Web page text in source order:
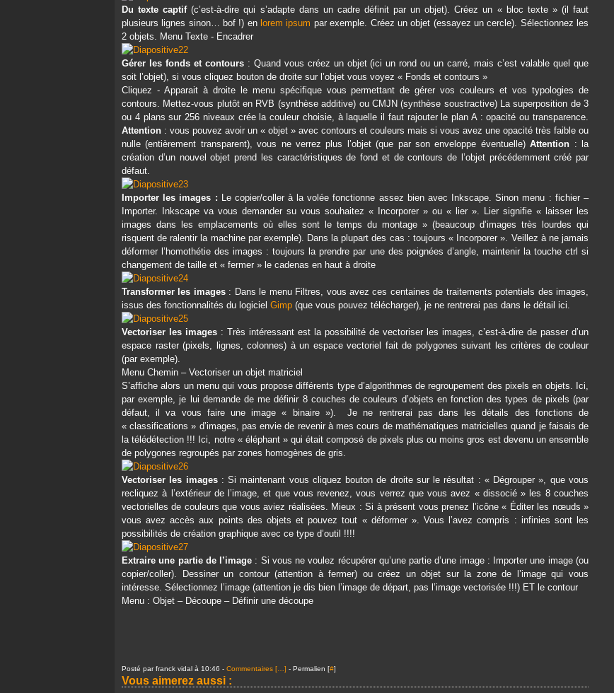
Du texte captif(c’est-à-dire qui s’adapte dans un cadre définit par un objet). Créez un « bloc texte » (il faut
plusieurs lignes sinon… bof !) en lorem ipsum par exemple. Créez un objet (essayez un cercle). Sélectionnez les
2 objets. Menu Texte - Encadrer
Gérer les fonds et contours: Quand vous créez un objet (ici un rond ou un carré, mais c’est valable quel que
soit l’objet), si vous cliquez bouton de droite sur l’objet vous voyez « Fonds et contours »
Cliquez - Apparait à droite le menu spécifique vous permettant de gérer vos couleurs et vos typologies de
contours. Mettez-vous plutôt en RVB (synthèse additive) ou CMJN (synthèse soustractive) La superposition de 3
ou 4 plans sur 256 niveaux crée la couleur choisie, à laquelle il faut rajouter le plan A : opacité ou transparence.
Attention : vous pouvez avoir un « objet » avec contours et couleurs mais si vous avez une opacité très faible ou
nulle (entièrement transparent), vous ne verrez plus l’objet (que par son enveloppe éventuelle)Attention : la
création d’un nouvel objet prend les caractéristiques de fond et de contours de l’objet précédemment créé par
défaut.
Importer les images : Le copier/coller à la volée fonctionne assez bien avec Inkscape. Sinon menu : fichier –
Importer. Inkscape va vous demander su vous souhaitez « Incorporer » ou « lier ». Lier signifie « laisser les
images dans les emplacements où elles sont le temps du montage » (beaucoup d’images très lourdes qui
risquent de ralentir la machine par exemple). Dans la plupart des cas : toujours « Incorporer ». Veillez à ne jamais
déformer l’homothétie des images : toujours la prendre par une des poignées d’angle, maintenir la touche ctrl si
changement de taille et « fermer » le cadenas en haut à droite
Transformer les images: Dans le menu Filtres, vous avez ces centaines de traitements potentiels des images,
issus des fonctionnalités du logiciel Gimp (que vous pouvez télécharger), je ne rentrerai pas dans le détail ici.
Vectoriser les images : Très intéressant est la possibilité de vectoriser les images, c’est-à-dire de passer d’un
espace raster (pixels, lignes, colonnes) à un espace vectoriel fait de polygones suivant les critères de couleur
(par exemple).
Menu Chemin – Vectoriser un objet matriciel
S’affiche alors un menu qui vous propose différents type d’algorithmes de regroupement des pixels en objets. Ici,
par exemple, je lui demande de me définir 8 couches de couleurs d’objets en fonction des types de pixels (par
défaut, il va vous faire une image « binaire »). Je ne rentrerai pas dans les détails des fonctions de
« classifications » d’images, pas envie de revenir à mes cours de mathématiques matricielles quand je faisais de
la télédétection !!! Ici, notre « éléphant » qui était composé de pixels plus ou moins gros est devenu un ensemble
de polygones regroupés par zones homogènes de gris.
Vectoriser les images: Si maintenant vous cliquez bouton de droite sur le résultat : « Dégrouper », que vous
recliquez à l’extérieur de l’image, et que vous revenez, vous verrez que vous avez « dissocié » les 8 couches
vectorielles de couleurs que vous aviez réalisées. Mieux : Si à présent vous prenez l’icône « Éditer les nœuds »
vous avez accès aux points des objets et pouvez tout « déformer ». Vous l’avez compris : infinies sont les
possibilités de création graphique avec ce type d’outil !!!!
Extraire une partie de l’image : Si vous ne voulez récupérer qu’une partie d’une image :
Importer une image (ou
copier/coller). Dessiner un contour (attention à fermer) ou créez un objet sur la zone de l’image qui vous
intéresse. Sélectionnez l’image (attention je dis bien l’image de départ, pas l’image vectorisée !!!) ET le contour
Menu : Objet – Découpe – Définir une découpe
Posté par franck vidal à 10:46 - Commentaires [ ] - Permalien [#]
Vous aimerez aussi :